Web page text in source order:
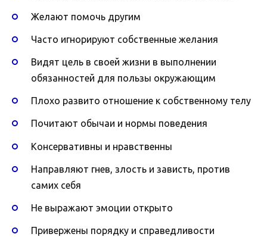
Желают помочь другим
Часто игнорируют собственные желания
Видят цель в своей жизни в выполнении
обязанностей для пользы окружающим
Плохо развито отношение к собственному телу
Почитают обычаи и нормы поведения
Консервативны и нравственны
Направляют гнев, злость и зависть, против
самих себя
Не выражают эмоции открыто
Привержены порядку и справедливости